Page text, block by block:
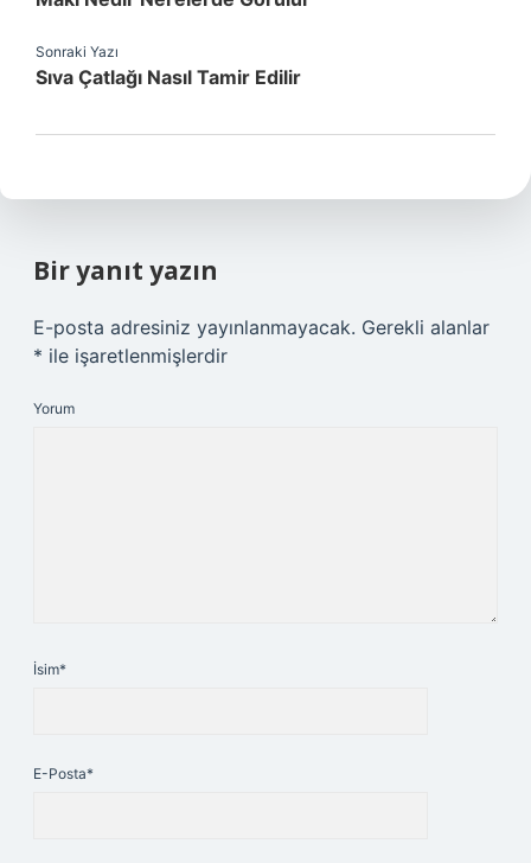
Sonraki Yazı
Sıva Çatlağı Nasıl Tamir Edilir
Bir yanıt yazın
E-posta adresiniz yayınlanmayacak. Gerekli alanlar
* ile işaretlenmişlerdir
Yorum
İsim*
E-Posta*